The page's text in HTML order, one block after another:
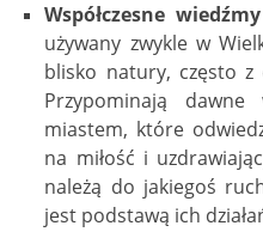
Współczesne wiedźmy
używany zwykle w
blisko natury, często z
Przypominają dawne
miastem, które
na miłość i
należą do jakiegoś
jest podstawą ich